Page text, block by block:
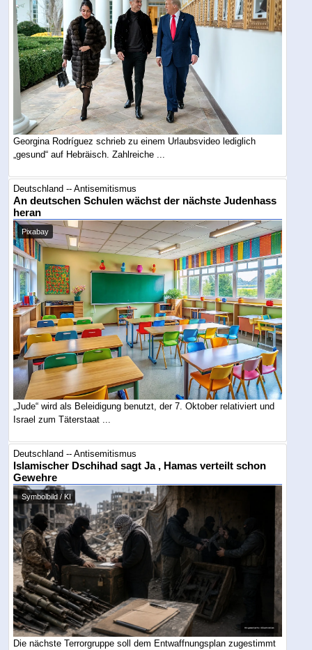
Georgina Rodríguez schrieb zu einem Urlaubsvideo lediglich
„gesund“ auf Hebräisch. Zahlreiche ...
Deutschland -- Antisemitismus
An deutschen Schulen wächst der nächste Judenhass
heran
Pixabay
„Jude“ wird als Beleidigung benutzt, der 7. Oktober relativiert und
Israel zum Täterstaat ...
Deutschland -- Antisemitismus
Islamischer Dschihad sagt Ja , Hamas verteilt schon
Gewehre
Symbolbild / KI
Die nächste Terrorgruppe soll dem Entwaffnungsplan zugestimmt